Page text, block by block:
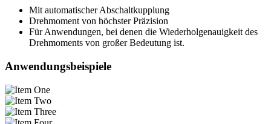
Mit automatischer Abschaltkupplung
Drehmoment von höchster Präzision
Für Anwendungen, bei denen die Wiederholgenauigkeit des
Drehmoments von großer Bedeutung ist.
Anwendungsbeispiele